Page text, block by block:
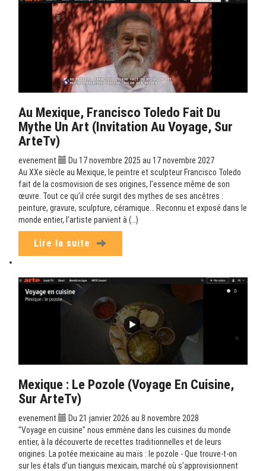
Au Mexique, Francisco Toledo Fait Du
Mythe Un Art (Invitation Au Voyage, Sur
ArteTv)
evenement
Du 17 novembre 2025 au 17 novembre 2027
Au XXe siècle au Mexique, le peintre et sculpteur Francisco Toledo
fait de la cosmovision de ses origines, l’essence même de son
œuvre. Tout ce qu’il crée surgit des mythes de ses ancêtres :
peinture, gravure, sculpture, céramique… Reconnu et exposé dans le
monde entier, l’artiste parvient à (…)
Lire la suite
Mexique : Le Pozole (Voyage En Cuisine,
Sur ArteTv)
evenement
Du 21 janvier 2026 au 8 novembre 2028
"Voyage en cuisine" nous emmène dans les cuisines du monde
entier, à la découverte de recettes traditionnelles et de leurs
origines. La potée mexicaine au maïs : le pozole - Que trouve-t-on
sur les étals d’un tianguis mexicain, marché où s’approvisionnent